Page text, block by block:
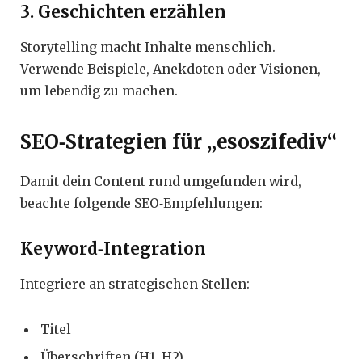
3. Geschichten erzählen
Storytelling macht Inhalte menschlich.
Verwende Beispiele, Anekdoten oder Visionen,
um lebendig zu machen.
SEO‑Strategien für „esoszifediv“
Damit dein Content rund umgefunden wird,
beachte folgende SEO‑Empfehlungen:
Keyword‑Integration
Integriere an strategischen Stellen:
Titel